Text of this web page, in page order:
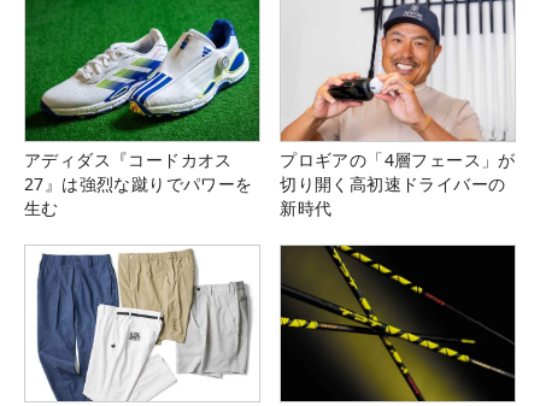
アディダス『コードカオス
27』は強烈な蹴りでパワーを
生む
プロギアの「4層フェース」が
切り開く高初速ドライバーの
新時代